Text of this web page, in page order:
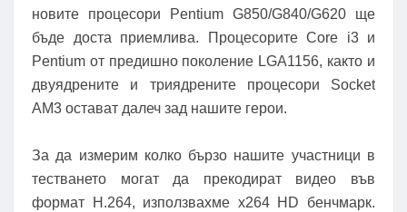
новите процесори Pentium G850/G840/G620 ще
бъде доста приемлива. Процесорите Core i3 и
Pentium от предишно поколение LGA1156, както и
двуядрените и триядрените процесори Socket
AM3 остават далеч зад нашите герои.
За да измерим колко бързо нашите участници в
тестването могат да прекодират видео във
формат H.264, използвахме x264 HD бенчмарк.